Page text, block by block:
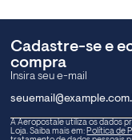
Cadastre-se e
compra
A Aeropostale utiliza os dados
Loja. Saiba mais em: Política de